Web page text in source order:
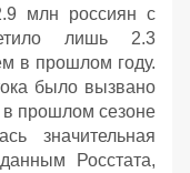
млн россиян с
лишь 2.3
в прошлом году.
было вызвано
в прошлом сезоне
значительная
Росстата,